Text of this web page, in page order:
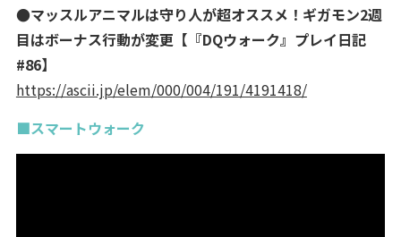
●マッスルアニマルは守り人が超オススメ！ギガモン2週
目はボーナス行動が変更【『DQウォーク』プレイ日記
#86】
https://ascii.jp/elem/000/004/191/4191418/
■スマートウォーク